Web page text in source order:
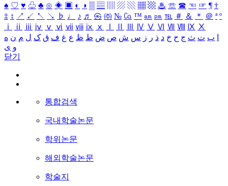
♠ ♡ ♥ ♧ ♣ ⊙ ◈ ▣ ◐ ◑ ▒ ▤ ▨ ▧ ▦ ▩ ♨ ☏ ☎ ☜ ☞ ¶ †
‡ ↕ ↗ ↙ ↖ ↘ ♭ ♩ ♪ ♬ ㉿ ㈜ № ㏇ ™ ㏂ ㏘ ℡ ＃ ＆ ＊ ＠ ª º
ⅰ
ⅱ ⅲ ⅳ ⅴ ⅵ ⅶ ⅷ ⅸ ⅹ Ⅳ Ⅴ Ⅵ Ⅶ Ⅷ Ⅸ Ⅹ
ب ت ث ج ح خ د ذ ر ز س ش ص ض ط ظ ع غ ف ق ک ل م ن ه
و ی
닫기
통합검색
국내학술논문
학위논문
해외학술논문
학술지